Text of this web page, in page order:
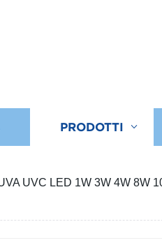
PRODOTTI
UVC LED 1W 3W 4W 8W